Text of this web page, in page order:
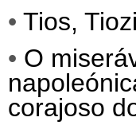
• Tios,
• O
corajoso